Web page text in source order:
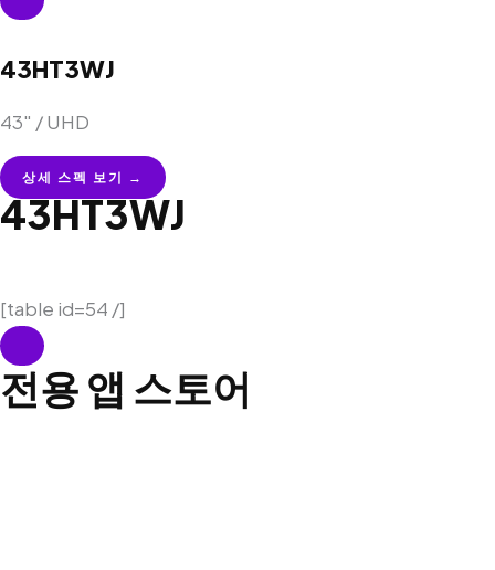
43HT3WJ
43″ / UHD
상세 스펙 보기 →
43HT3WJ
[table id=54 /]
전용 앱 스토어